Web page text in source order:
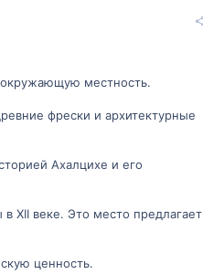
окружающую местность.
фрески и архитектурные
Ахалцихе и его
XII веке. Это место предлагает
ценность.